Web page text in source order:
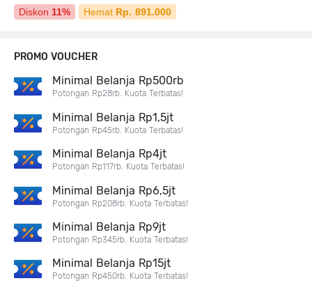
Diskon 11% Hemat Rp. 891.000
PROMO VOUCHER
Minimal Belanja Rp500rb
Potongan Rp28rb. Kuota Terbatas!
Minimal Belanja Rp1,5jt
Potongan Rp45rb. Kuota Terbatas!
Minimal Belanja Rp4jt
Potongan Rp117rb. Kuota Terbatas!
Minimal Belanja Rp6,5jt
Potongan Rp208rb. Kuota Terbatas!
Minimal Belanja Rp9jt
Potongan Rp345rb. Kuota Terbatas!
Minimal Belanja Rp15jt
Potongan Rp450rb. Kuota Terbatas!